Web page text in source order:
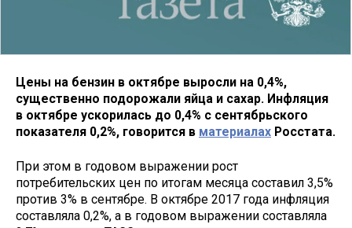
Цены на бензин в октябре выросли на 0,4%,
существенно подорожали яйца и сахар. Инфляция
в октябре ускорилась до 0,4% с сентябрьского
показателя 0,2%, говорится в материалах Росстата.
При этом в годовом выражении рост
потребительских цен по итогам месяца составил 3,5%
против 3% в сентябре. В октябре 2017 года инфляция
составляла 0,2%, а в годовом выражении составляла